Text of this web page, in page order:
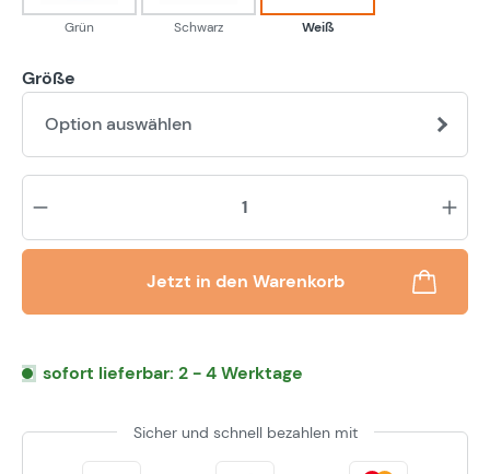
Grün Schwarz Weiß
Größe
Option auswählen
Jetzt in den Warenkorb
sofort lieferbar: 2 - 4 Werktage
Sicher und schnell bezahlen mit